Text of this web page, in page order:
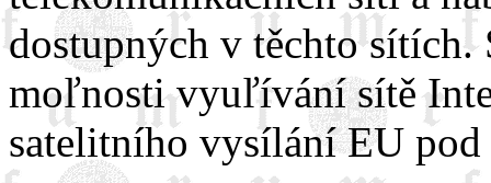
dostupných v těchto sítích.
moľnosti vyuľívání sítě
satelitního vysílání EU